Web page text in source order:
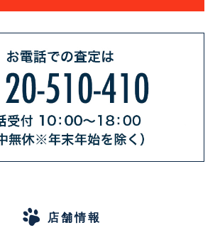
店舗情報